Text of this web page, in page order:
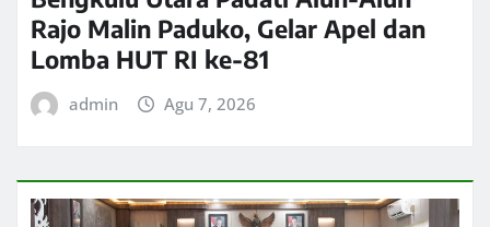
Rajo Malin Paduko, Gelar Apel dan
Lomba HUT RI ke-81
admin Agu 7, 2026